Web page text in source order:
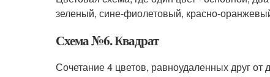
зеленый, сине-фиолетовый, красно-
Схема №6. Квадрат
Сочетание 4 цветов, равноудаленных друг